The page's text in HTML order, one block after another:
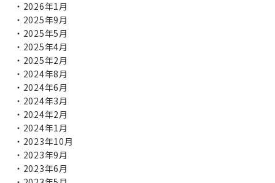
2026年1月
2025年9月
2025年5月
2025年4月
2025年2月
2024年8月
2024年6月
2024年3月
2024年2月
2024年1月
2023年10月
2023年9月
2023年6月